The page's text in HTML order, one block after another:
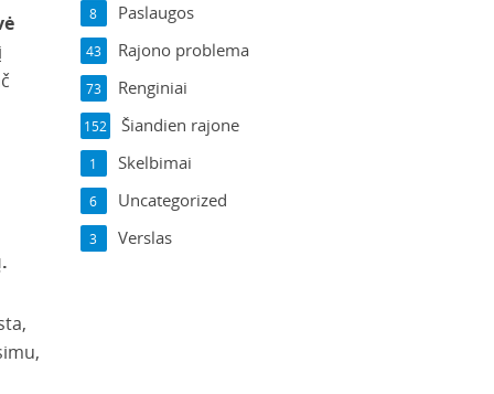
Paslaugos
8
Rajono problema
43
Renginiai
73
Šiandien rajone
152
Skelbimai
1
Uncategorized
6
Verslas
3